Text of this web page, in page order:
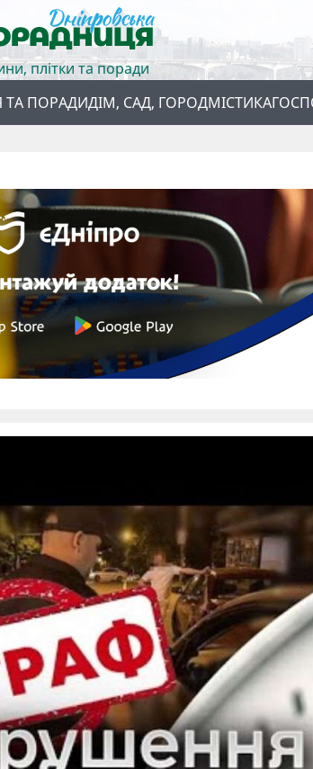
плітки та поради
ТА ПОРАДИДІМ, САД, ГОРОДМІСТИКА